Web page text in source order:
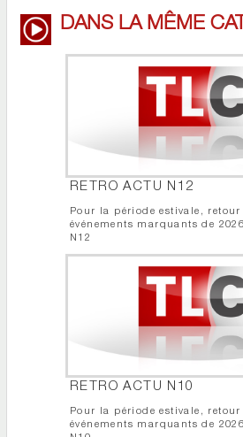
DANS LA MÊME
RETRO ACTU N12
Pour la période estivale, retour
événements marquants de
N12
RETRO ACTU N10
Pour la période estivale, retour
événements marquants de